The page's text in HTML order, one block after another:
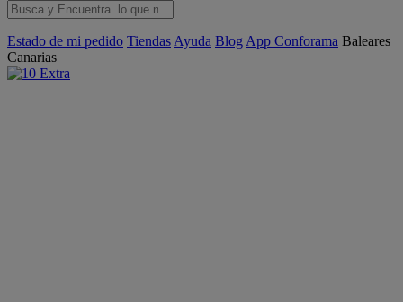
Estado de mi pedido Tiendas Ayuda Blog App Conforama Baleares
Canarias